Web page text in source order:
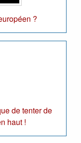
?
de tenter de
haut !